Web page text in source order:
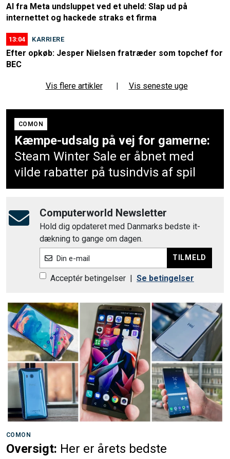
AI fra Meta undsluppet ved et uheld: Slap ud på
internettet og hackede straks et firma
13:04 KARRIERE
Efter opkøb: Jesper Nielsen fratræder som topchef for
BEC
Vis flere artikler | Vis seneste uge
COMON
Kæmpe-udsalg på vej for gamerne:
Steam Winter Sale er åbnet med
vilde rabatter på tusindvis af spil
Computerworld Newsletter
Hold dig opdateret med Danmarks bedste it-
dækning to gange om dagen.
Din e-mail TILMELD
Acceptér betingelser | Se betingelser
COMON
Oversigt: Her er årets bedste